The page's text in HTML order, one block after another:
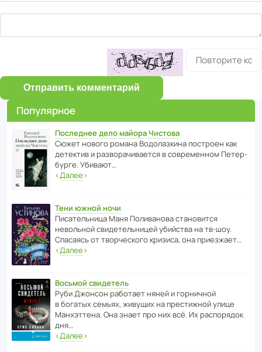
Отправить комментарий
Популярное
Последнее дело майора Чистова
Сюжет нового романа Водо­ла­з­кина пост­роен как
дете­ктив и разво­ра­чи­ва­ется в совре­менном Пете­р­
бурге. Убивают…
‹Далее›
Тени южной ночи
Писа­тель­ница Маня Поли­ва­нова стано­вится
невольной свиде­тель­ницей убийства на тв-шоу.
Спасаясь от твор­че­с­кого кризиса, она приезжает…
‹Далее›
Восьмой свидетель
Руби Джонсон рабо­тает няней и горни­чной
в богатых семьях, живущих на прес­ти­жной улице
Манх­эт­тена. Она знает про них всё. Их распо­рядок
дня…
‹Далее›